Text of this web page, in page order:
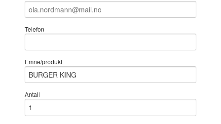
Telefon
Emne/produkt
Antall